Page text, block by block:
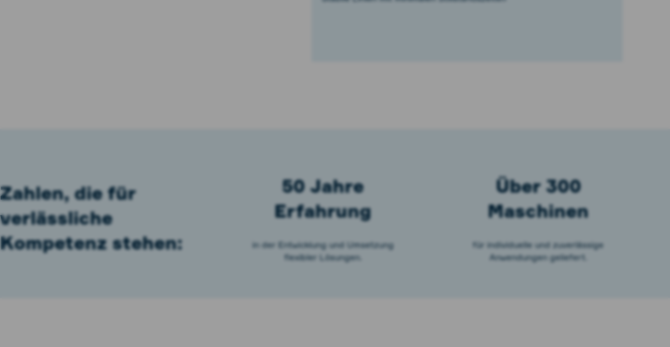
Zahlen, die für
verlässliche
Kompetenz stehen:
50 Jahre
Erfahrung
in der Entwicklung und Umsetzung
flexibler Lösungen.
Über 300
Maschinen
für individuelle und zuverlässige
Anwendungen geliefert.